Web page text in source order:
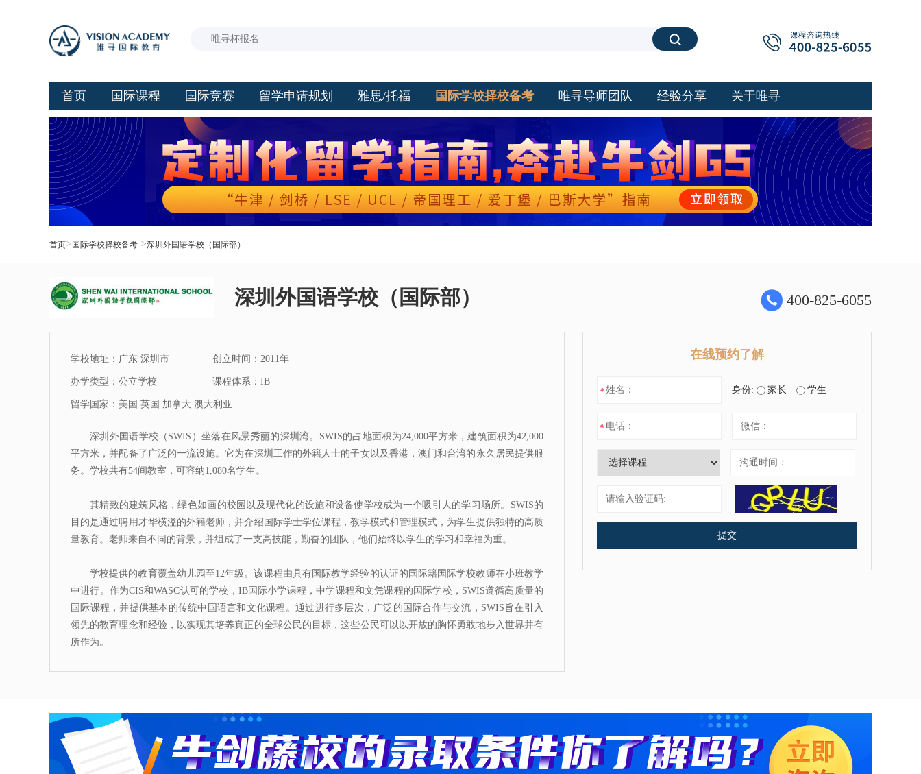
搜索
首页 国际课程 国际竞赛 留学申请规划 雅思/托福 国际学校择校备考 唯寻导师团队 经验分享 关于唯寻
首页> 国际学校择校备考 >深圳外国语学校（国际部）
深圳外国语学校（国际部） 400-825-6055
学校地址：广东 深圳市 创立时间：2011年
办学类型：公立学校 课程体系：IB
留学国家：美国 英国 加拿大 澳大利亚
深圳外国语学校（SWIS）坐落在风景秀丽的深圳湾。SWIS的占地面积为24,000平方米，建筑面积为42,000
平方米，并配备了广泛的一流设施。它为在深圳工作的外籍人士的子女以及香港，澳门和台湾的永久居民提供服
务。学校共有54间教室，可容纳1,080名学生。
其精致的建筑风格，绿色如画的校园以及现代化的设施和设备使学校成为一个吸引人的学习场所。SWIS的
目的是通过聘用才华横溢的外籍老师，并介绍国际学士学位课程，教学模式和管理模式，为学生提供独特的高质
量教育。老师来自不同的背景，并组成了一支高技能，勤奋的团队，他们始终以学生的学习和幸福为重。
学校提供的教育覆盖幼儿园至12年级。该课程由具有国际教学经验的认证的国际籍国际学校教师在小班教学
中进行。作为CIS和WASC认可的学校，IB国际小学课程，中学课程和文凭课程的国际学校，SWIS遵循高质量的
国际课程，并提供基本的传统中国语言和文化课程。通过进行多层次，广泛的国际合作与交流，SWIS旨在引入
领先的教育理念和经验，以实现其培养真正的全球公民的目标，这些公民可以以开放的胸怀勇敢地步入世界并有
所作为。
在线预约了解
* 身份: 家长 学生
*
提交